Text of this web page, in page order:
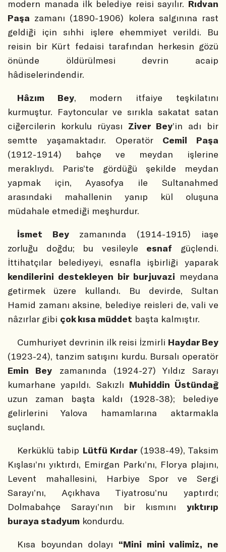
modern manada ilk belediye reisi sayılır. Rıdvan
Paşa zamanı (1890-1906) kolera salgınına rast
geldiği için sıhhi işlere ehemmiyet verildi. Bu
reisin bir Kürt fedaisi tarafından herkesin gözü
önünde öldürülmesi devrin acaip
hâdiselerindendir.
Hâzım Bey, modern itfaiye teşkilatını
kurmuştur. Faytoncular ve sırıkla sakatat satan
ciğercilerin korkulu rüyası Ziver Bey’in adı bir
semtte yaşamaktadır. Operatör Cemil Paşa
(1912-1914) bahçe ve meydan işlerine
meraklıydı. Paris’te gördüğü şekilde meydan
yapmak için, Ayasofya ile Sultanahmed
arasındaki mahallenin yanıp kül oluşuna
müdahale etmediği meşhurdur.
İsmet Beyzamanında (1914-1915) iaşe
zorluğu doğdu; bu vesileyle esnaf güçlendi.
İttihatçılar belediyeyi, esnafla işbirliği yaparak
kendilerini destekleyen bir burjuvazi meydana
getirmek üzere kullandı. Bu devirde, Sultan
Hamid zamanı aksine, belediye reisleri de, vali ve
nâzırlar gibi çok kısa müddet başta kalmıştır.
Cumhuriyet devrinin ilk reisi İzmirli Haydar Bey
(1923-24), tanzim satışını kurdu. Bursalı operatör
Emin Bey zamanında (1924-27) Yıldız Sarayı
kumarhane yapıldı. Sakızlı Muhiddin Üstündağ
uzun zaman başta kaldı (1928-38); belediye
gelirlerini Yalova hamamlarına aktarmakla
suçlandı.
Kerküklü tabip Lütfü Kırdar (1938-49), Taksim
Kışlası’nı yıktırdı, Emirgan Parkı’nı, Florya plajını,
Levent mahallesini, Harbiye Spor ve Sergi
Sarayı’nı, Açıkhava Tiyatrosu’nu yaptırdı;
Dolmabahçe Sarayı’nın bir kısmını yıktırıp
buraya stadyum kondurdu.
Kısa boyundan dolayı “Mini mini valimiz, ne